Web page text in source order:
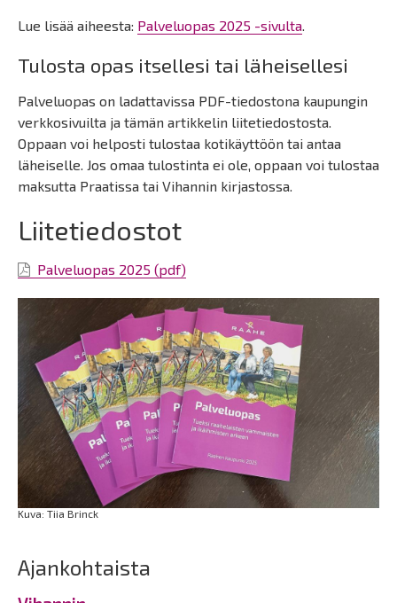
Lue lisää aiheesta: Palveluopas 2025 -sivulta.
Tulosta opas itsellesi tai läheisellesi
Palveluopas on ladattavissa PDF-tiedostona kaupungin
verkkosivuilta ja tämän artikkelin liitetiedostosta.
Oppaan voi helposti tulostaa kotikäyttöön tai antaa
läheiselle. Jos omaa tulostinta ei ole, oppaan voi tulostaa
maksutta Praatissa tai Vihannin kirjastossa.
Liitetiedostot
Palveluopas 2025 (pdf)
Kuva: Tiia Brinck
Ajankohtaista